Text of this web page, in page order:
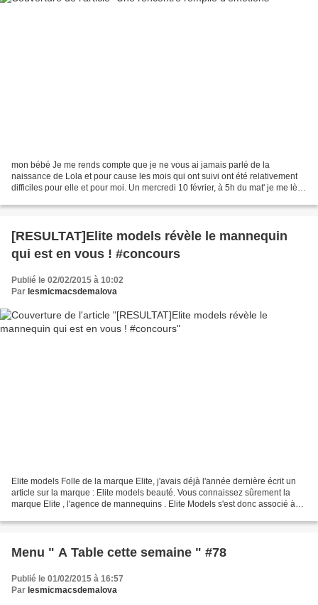
mon bébé Je me rends compte que je ne vous ai jamais parlé de la
naissance de Lola et pour cause les mois qui ont suivi ont été relativement
difficiles pour elle et pour moi. Un mercredi 10 février, à 5h du mat' je me lève
[RESULTAT]Elite models révèle le mannequin
qui est en vous ! #concours
Publié le 02/02/2015 à 10:02
Par lesmicmacsdemalova
Elite models Folle de la marque Elite, j'avais déjà l'année dernière écrit un
article sur la marque : Elite models beauté. Vous connaissez sûrement la
marque Elite , l'agence de mannequins . Elite Models s'est donc associé à
Menu " A Table cette semaine " #78
Publié le 01/02/2015 à 16:57
Par lesmicmacsdemalova